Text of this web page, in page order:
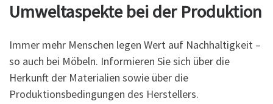
Umweltaspekte bei der Produktion
Immer mehr Menschen legen Wert auf Nachhaltigkeit –
so auch bei Möbeln. Informieren Sie sich über die
Herkunft der Materialien sowie über die
Produktionsbedingungen des Herstellers.